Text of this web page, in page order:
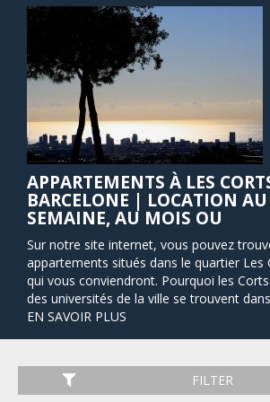
APPARTEMENTS À LES
BARCELONE | LOCATION
SEMAINE, AU MOIS OU
Sur notre site internet, vous pouvez
appartements situés dans le quartier Les
qui vous conviendront. Pourquoi les
des universités de la ville se trouvent
qui lui confère une atmosphère jeune et
longues promenades ou faire de
êtes un amateur de football, vous
EN SAVOIR PLUS
FILTER